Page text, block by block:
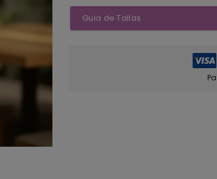
Guia de Tallas